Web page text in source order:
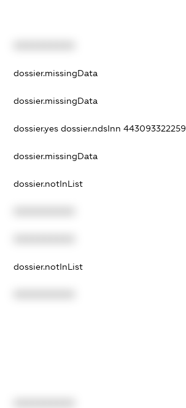
dossier.missingData
dossier.missingData
dossier.yes dossier.ndsInn 443093322259
dossier.missingData
dossier.notInList
dossier.notInList